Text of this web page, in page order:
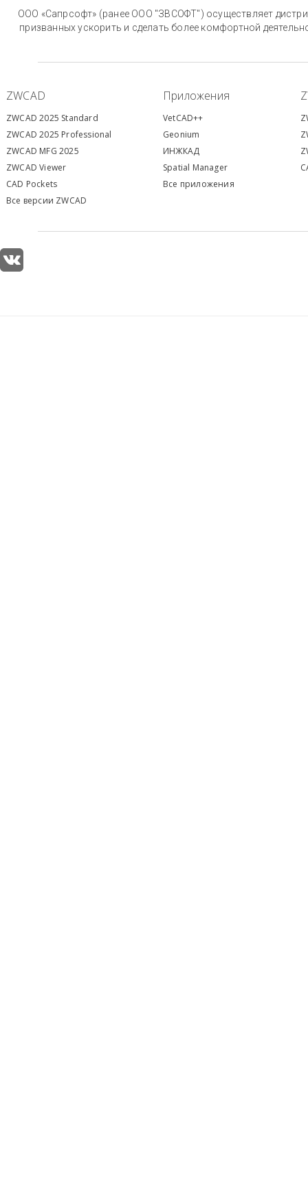
ООО «Сапрсофт» (ранее ООО "ЗВСОФТ") осуществляет
призванных ускорить и сделать более комфортной
ZWCAD Приложения
ZWCAD 2025 Standard
ZWCAD 2025 Professional
ZWCAD MFG 2025
ZWCAD Viewer
CAD Pockets
Все версии ZWCAD
VetCAD++
Geonium
ИНЖКАД
Spatial Manager
Все приложения